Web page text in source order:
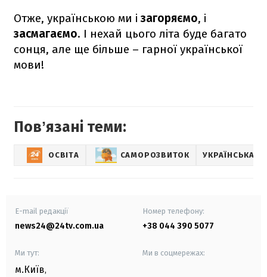
Отже, українською ми ізагоряємо, і
засмагаємо. І нехай цього літа буде багато
сонця, але ще більше – гарної української
мови!
Повʼязані теми:
ОСВІТА САМОРОЗВИТОК УКРАЇНСЬКА
E-mail редакції
news24@24tv.com.ua
Номер телефону:
+38 044 390 5077
Ми тут:
м.Київ,
Ми в соцмережах: